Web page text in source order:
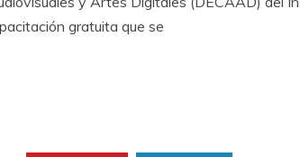
gratuita que se